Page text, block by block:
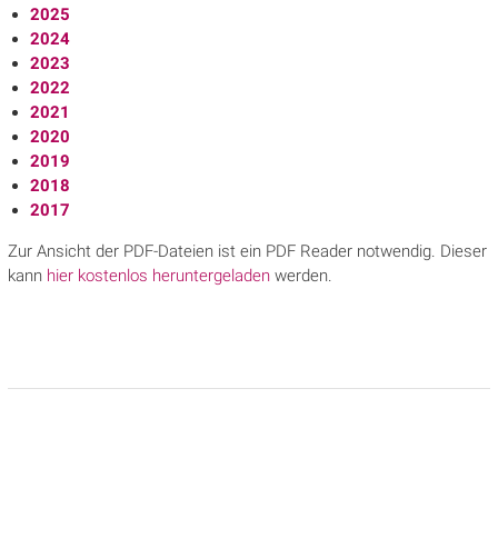
2025
2024
2023
2022
2021
2020
2019
2018
2017
Zur Ansicht der PDF-Dateien ist ein PDF Reader notwendig. Dieser
kann hier kostenlos heruntergeladenwerden.